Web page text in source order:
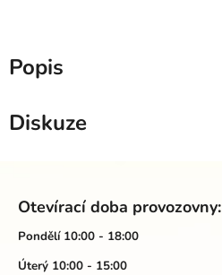
Popis
Diskuze
Otevírací doba provozovny:
Pondělí 10:00 - 18:00
Úterý 10:00 - 15:00